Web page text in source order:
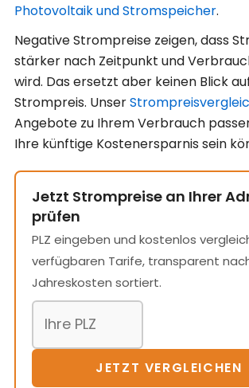
Photovoltaik und Stromspeicher.
Negative Strompreise zeigen, dass
stärker nach Zeitpunkt und
wird. Das ersetzt aber keinen Blick
Strompreis. Unser
Angebote zu Ihrem Verbrauch
Ihre künftige Kostenersparnis sein
Jetzt Strompreise an Ihrer
prüfen
PLZ eingeben und kostenlos
verfügbaren Tarife, transparent
Jahreskosten sortiert.
JETZT VERGLEICHEN